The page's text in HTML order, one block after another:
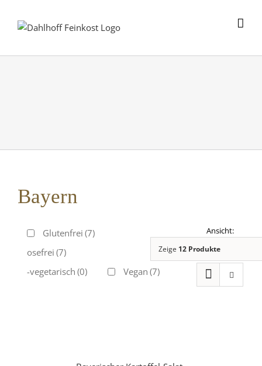
Bayern
Glutenfrei (7)
Laktosefrei (7)
Ovo-vegetarisch (0) Vegan (7)
Zeige 12 Produkte